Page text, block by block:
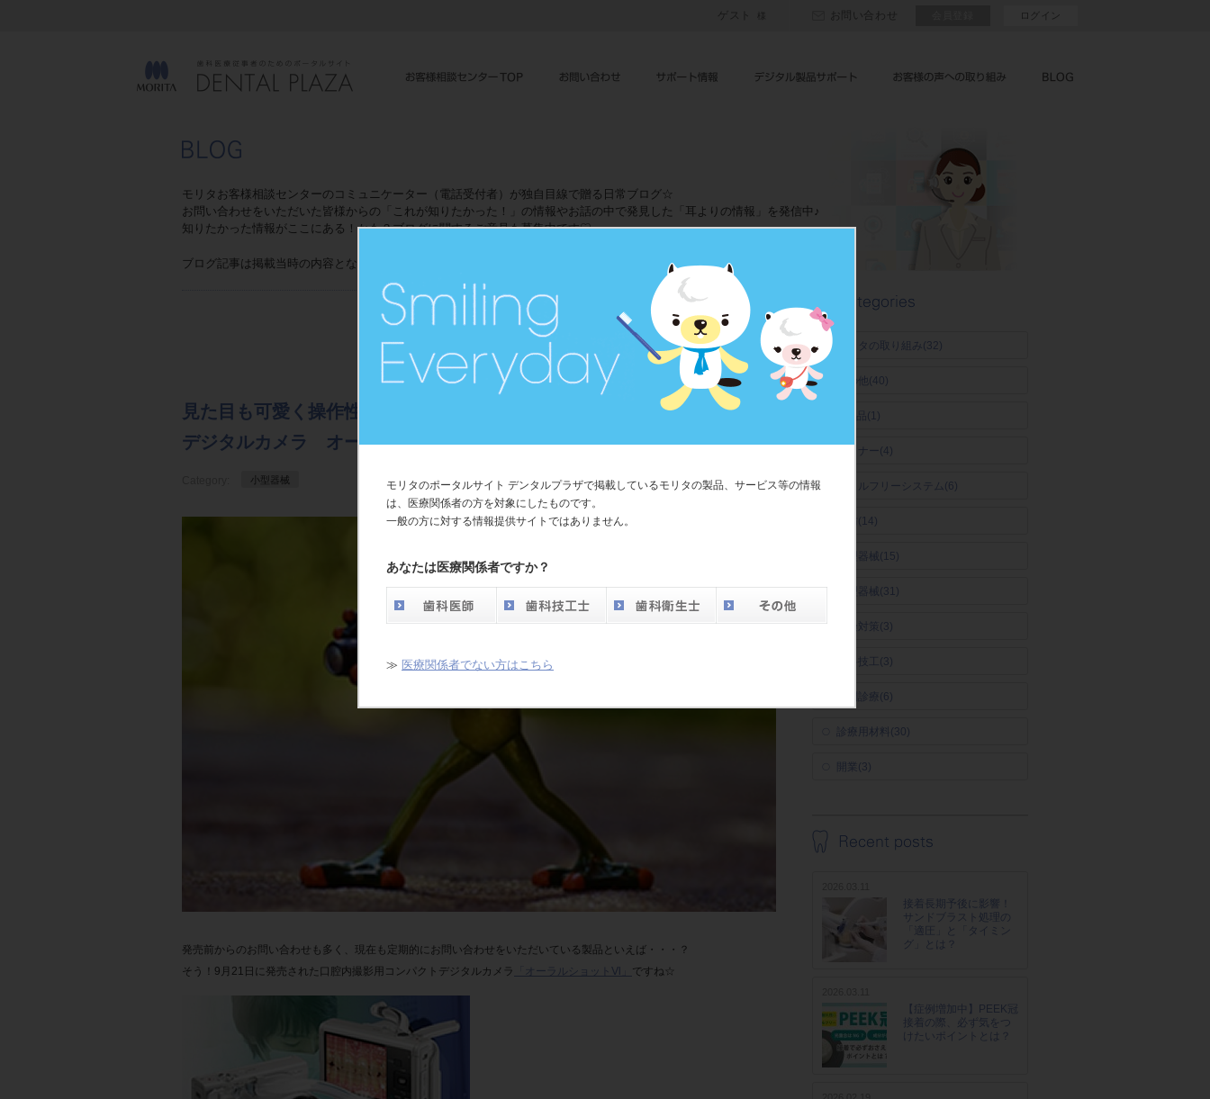
モリタのポータルサイト デンタルプラザで掲載しているモリタの製品、サービス等の情報
は、医療関係者の方を対象にしたものです。
一般の方に対する情報提供サイトではありません。
あなたは医療関係者ですか？
≫ 医療関係者でない方はこちら
ゲスト お問い合わせ ログイン
モリタお客様相談センターのコミュニケーター（電話受付者）が独自目線で贈る日常ブログ☆
お問い合わせをいただいた皆様からの「これが知りたかった！」の情報やお話の中で発見した「耳よりの情報」を発信中♪
知りたかった情報がここにある！かも？ブログに関するご意見も募集中です♡
ブログ記事は掲載当時の内容となり、予告なしに変更、修正させて戴くケースがございます。予めご了承くださいませ。
Dec
2016
見た目も可愛く操作性抜群、普段使いにも◎ ～口腔内撮影用コンパクト
デジタルカメラ オーラルショットⅥ～
小型器械
発売前からのお問い合わせも多く、現在も定期的にお問い合わせをいただいている製品といえば・・・？
そう！9月21日に発売された口腔内撮影用コンパクトデジタルカメラ
「オーラルショットⅥ」 ですね☆
モリタの取り組み(32)
◯ その他(40)
IT商品(1)
セミナー(4)
メタルフリーシステム(6)
予防(14)
大型器械(15)
小型器械(31)
◯ 感染対策(3)
歯科技工(3)
訪問診療(6)
診療用材料(30)
開業(3)
接着長期予後に影響！
サンドブラスト処理の
「適圧」と「タイミン
グ」とは？
【症例増加中】PEEK冠
接着の際、必ず気をつ
けたいポイントとは？